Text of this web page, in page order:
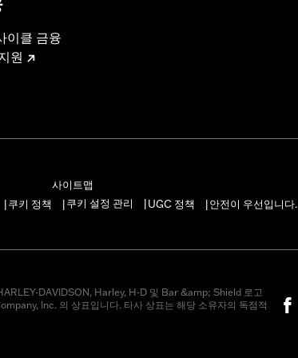
이클 금융
원
사이트맵
쿠키 정책 쿠키 설정 관리 UGC 정책 안전이 우선입니다.
DAVIDSON, Harley, H-D 및 Bar &amp; Shield 로고
Inc. 의 상표입니다. 타사 상표는 해당 소유자의 독점적